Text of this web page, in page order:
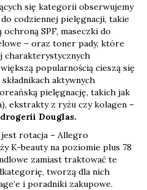
się kategorii obserwujemy
codziennej pielęgnacji, takie
SPF, maseczki do
– oraz toner pady, które
charakterystycznych
popularnością cieszą się
aktywnych
pielęgnację, takich jak
ekstrakty z ryżu czy kolagen –
Douglas.
jest rotacja – Allegro
K-beauty na poziomie plus 78
zamiast traktować te
tworzą dla nich
i poradniki zakupowe.